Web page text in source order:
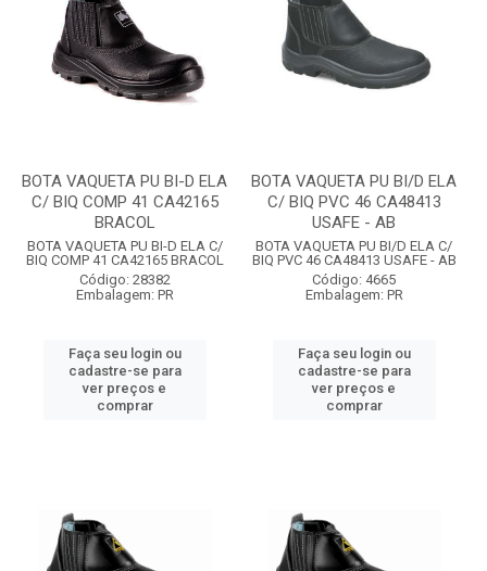
BOTA VAQUETA PU BI-D ELA
C/ BIQ COMP 41 CA42165
BRACOL
BOTA VAQUETA PU BI-D ELA C/
BIQ COMP 41 CA42165 BRACOL
Código: 28382
Embalagem: PR
Faça seu login ou
cadastre-se para
ver preços e
comprar
BOTA VAQUETA PU BI/D ELA
C/ BIQ PVC 46 CA48413
USAFE - AB
BOTA VAQUETA PU BI/D ELA C/
BIQ PVC 46 CA48413 USAFE - AB
Código: 4665
Embalagem: PR
Faça seu login ou
cadastre-se para
ver preços e
comprar